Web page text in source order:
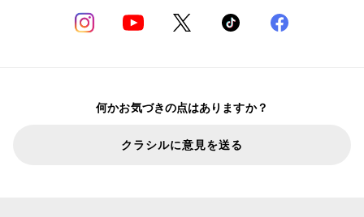
何かお気づきの点はありますか？
クラシルに意見を送る